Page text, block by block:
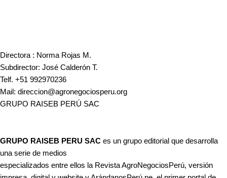
Directora : Norma Rojas M.
Subdirector: José Calderón T.
Telf. +51 992970236
Mail: direccion@agronegociosperu.org
GRUPO RAISEB PERÚ SAC
GRUPO RAISEB PERU SAC es un grupo editorial que desarrolla
una serie de medios
especializados entre ellos la Revista AgroNegociosPerú, versión